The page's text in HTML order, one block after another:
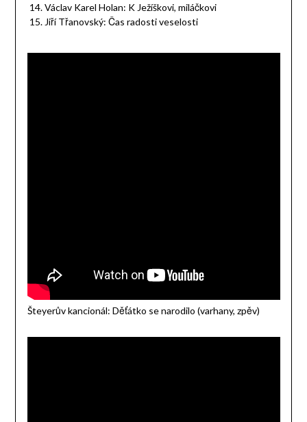
Václav Karel Holan: K Ježíškovi, miláčkovi
Jiří Třanovský: Čas radosti veselosti
Šteyerův kancionál: Děťátko se narodilo (varhany, zpěv)